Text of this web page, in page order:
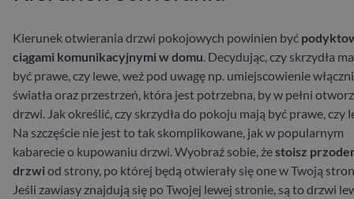
Kierunek otwierania drzwi pokojowych powinien być
ciągami komunikacyjnymi w domu. Decydując, czy skrzydła
być prawe, czy lewe, weź pod uwagę np. umiejscowienie
światła oraz przestrzeń, która jest potrzebna, by w pełni
drzwi. Jak określić, czy skrzydła do pokoju mają być prawe, czy
Na szczęście nie jest to tak skomplikowane, jak w popularnym
kabarecie o kupowaniu drzwi. Wyobraź sobie, żestoisz
drzwiod strony, po której będą otwierały się one w Twoją
Jeśli zawiasy znajdują się po Twojej lewej stronie, są to drzwi